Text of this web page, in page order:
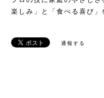
楽しみ」と「食べる喜び」
通報する